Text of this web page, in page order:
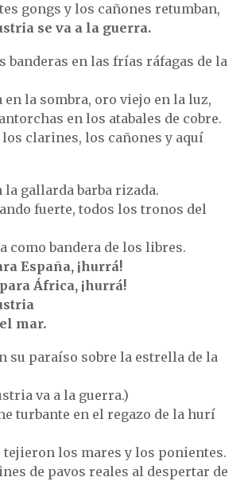
gongs y los cañones retumban,
se va a la guerra.
banderas en las frías ráfagas de la
la sombra, oro viejo en la luz,
en los atabales de cobre.
clarines, los cañones y aquí
la gallarda barba rizada.
fuerte, todos los tronos del
como bandera de los libres.
España, ¡hurrá!
África, ¡hurrá!
mar.
su paraíso sobre la estrella de la
va a la guerra.)
turbante en el regazo de la hurí
tejieron los mares y los ponientes.
de pavos reales al despertar de